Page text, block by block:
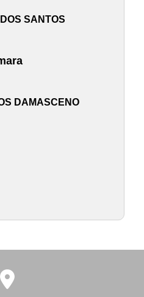
SANTOS
DAMASCENO